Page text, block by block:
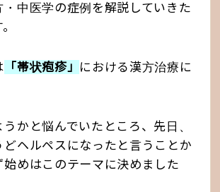
・中医学の症例を解説していきた
「帯状疱疹」 における漢方治療に
かと悩んでいたところ、先日、
どヘルペスになったと言うことか
始めはこのテーマに決めました